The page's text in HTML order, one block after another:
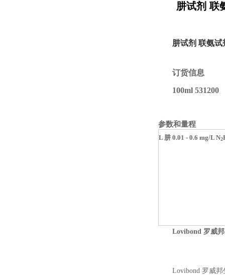
肼试剂 联
肼试剂 联氨
订货信息
100ml 531200
参数和量程
L 肼 0.01 - 0.6 mg/L N2
Lovibond 罗威
Lovibond 罗威